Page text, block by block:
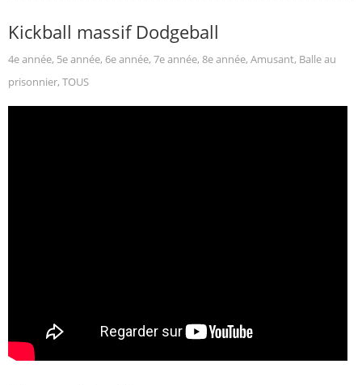
Kickball massif Dodgeball
4e année, 5e année, 6e année, 7e année, 8e année, Amusant, Balle au
prisonnier, TOUS